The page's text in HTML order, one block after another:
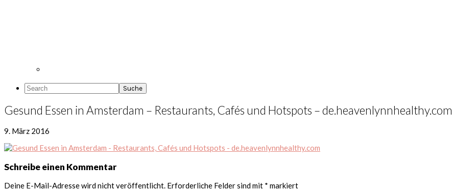
Search
Gesund Essen in Amsterdam – Restaurants, Cafés und Hotspots – de.heavenlynnhealthy.com
9. März 2016
Leser-
Interaktionen
Schreibe einen Kommentar
Deine E-Mail-Adresse wird nicht veröffentlicht. Erforderliche Felder sind mit * markiert